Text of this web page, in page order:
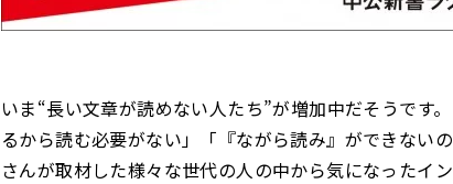
いま“長い文章が読めない人たち”が増加中だそうです
るから読む必要がない」「『ながら読み』ができない
さんが取材した様々な世代の人の中から気になったイ